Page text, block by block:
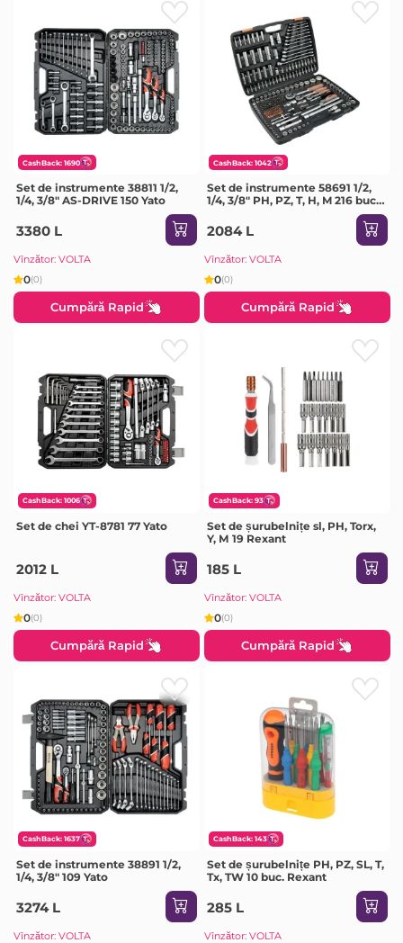
CashBack: 1690
Set de instrumente 38811 1/2,
1/4, 3/8" AS-DRIVE 150 Yato
3380 L
Vînzător: VOLTA
0(0)
Cumpără Rapid
CashBack: 1042
Set de instrumente 58691 1/2,
1/4, 3/8" PH, PZ, T, H, M 216 buc
2084 L
Vînzător: VOLTA
0(0)
Cumpără Rapid
CashBack: 1006
Set de chei YT-8781 77 Yato
2012 L
Vînzător: VOLTA
0(0)
Cumpără Rapid
CashBack: 93
Set de șurubelnițe sl, PH, Torx,
Y, М 19 Rexant
185 L
Vînzător: VOLTA
0(0)
Cumpără Rapid
CashBack: 1637
Set de instrumente 38891 1/2,
1/4, 3/8" 109 Yato
3274 L
Vînzător: VOLTA
CashBack: 143
Set de șurubelnițe PH, PZ, SL, T,
Tx, TW 10 buc. Rexant
285 L
Vînzător: VOLTA